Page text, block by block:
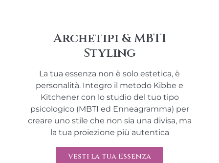
Archetipi & MBTI
Styling
La tua essenza non è solo estetica, è
personalità. Integro il metodo Kibbe e
Kitchener con lo studio del tuo tipo
psicologico (MBTI ed Enneagramma) per
creare uno stile che non sia una divisa, ma
la tua proiezione più autentica
Vesti la tua Essenza